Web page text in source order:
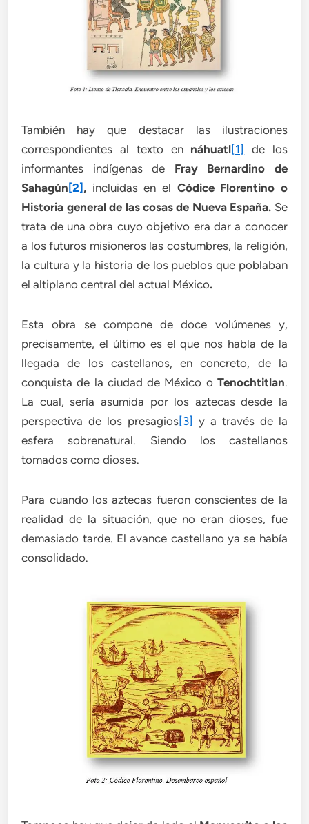
También hay que destacar las ilustraciones
correspondientes al texto en náhuatl[1]
de los
informantes indígenas de Fray Bernardino de
Sahagún[2], incluidas en el Códice Florentino o
Historia general de las cosas de Nueva España. Se
trata de una obra cuyo objetivo era dar a conocer
a los futuros misioneros las costumbres, la religión,
la cultura y la historia de los pueblos que poblaban
el altiplano central del actual México.
Esta obra se compone de doce volúmenes y,
precisamente, el último es el que nos habla de la
llegada de los castellanos, en concreto, de la
conquista de la ciudad de México o Tenochtitlan.
La cual, sería asumida por los aztecas desde la
perspectiva de los presagios[3] y a través de la
esfera sobrenatural. Siendo los castellanos
tomados como dioses.
Para cuando los aztecas fueron conscientes de la
realidad de la situación, que no eran dioses, fue
demasiado tarde. El avance castellano ya se había
consolidado.